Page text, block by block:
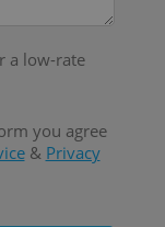
a low-rate
you agree
& Privacy
the correct
best practices
is necessary to
presence and
triggered on